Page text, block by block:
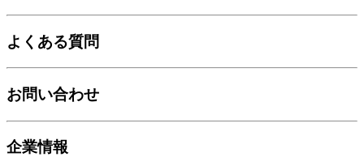
よくある質問
お問い合わせ
企業情報